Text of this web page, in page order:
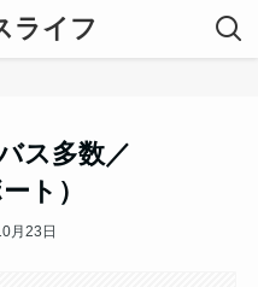
ライフ
ス多数／
ト）
月23日